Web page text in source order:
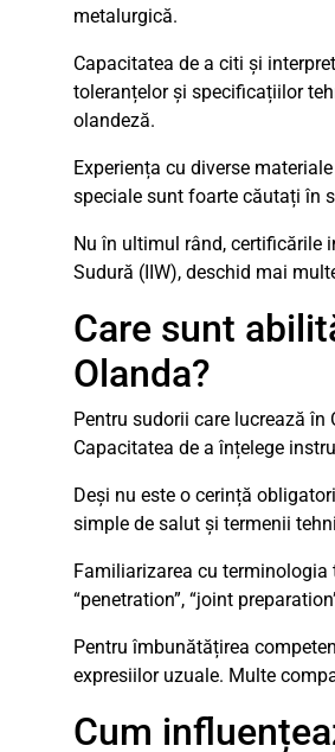
metalurgică.
Capacitatea de a citi și
toleranțelor și specificațiilor
olandeză.
Experiența cu diverse
speciale sunt foarte căutați în
Nu în ultimul rând, certificările
Sudură (IIW), deschid mai
Care sunt
Olanda?
Pentru sudorii care lucrează
Capacitatea de a înțelege
Deși nu este o cerință
simple de salut și termenii
Familiarizarea cu terminologia
“penetration”, “joint
Pentru îmbunătățirea
expresiilor uzuale. Multe
Cum